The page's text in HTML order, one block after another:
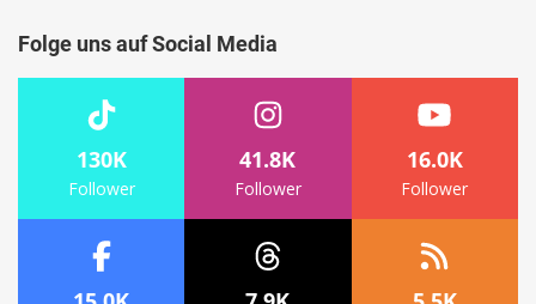
Folge uns auf Social Media
130K
Follower
41.8K
Follower
16.0K
Follower